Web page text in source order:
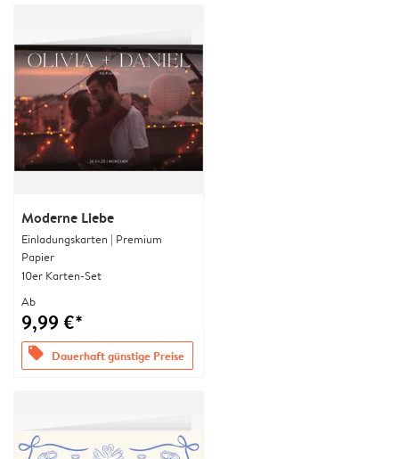
Moderne Liebe
Einladungskarten | Premium
Papier
10er Karten-Set
Ab
9,99 €*
offers Dauerhaft günstige Preise